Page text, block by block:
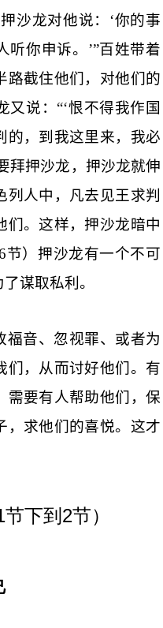
沙龙对他说：‘你的事
听你申诉。’”百姓带着
路截住他们，对他们的
说：“‘恨不得我作国
的，到我这里来，我必
拜押沙龙，押沙龙就伸
列人中，凡去见王求判
们。这样，押沙龙暗中
节）押沙龙有一个不可
谋取私利。
福音、忽视罪、或者为
们，从而讨好他们。有
需要有人帮助他们，保
，求他们的喜悦。这才
节下到 2节）